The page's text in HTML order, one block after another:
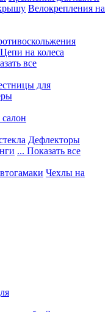
Велокрепления на
Цепи на колеса
все
для
Дефлекторы
... Показать все
Чехлы на